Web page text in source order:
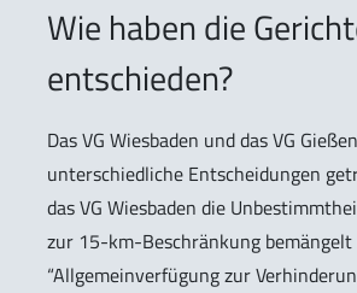
Wie haben die
entschieden?
Das VG Wiesbaden und das VG
unterschiedliche Entscheidungen
das VG Wiesbaden die
zur 15-km-Beschränkung bemängelt
“Allgemeinverfügung zur